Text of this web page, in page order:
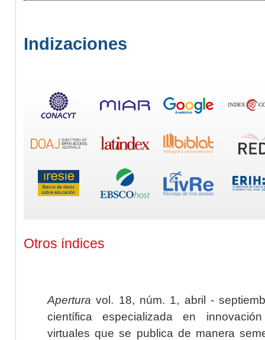
Indizaciones
Otros índices
Apertura vol. 18, núm. 1, abril -
científica especializada en
virtuales que se publica de manera